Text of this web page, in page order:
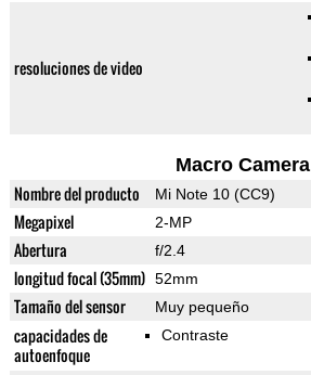
resoluciones de video
Macro Camera
Nombre del producto Mi Note 10 (CC9)
Megapixel 2-MP
Abertura f/2.4
longitud focal (35mm) 52mm
Tamaño del sensor Muy pequeño
capacidades de
autoenfoque
Contraste